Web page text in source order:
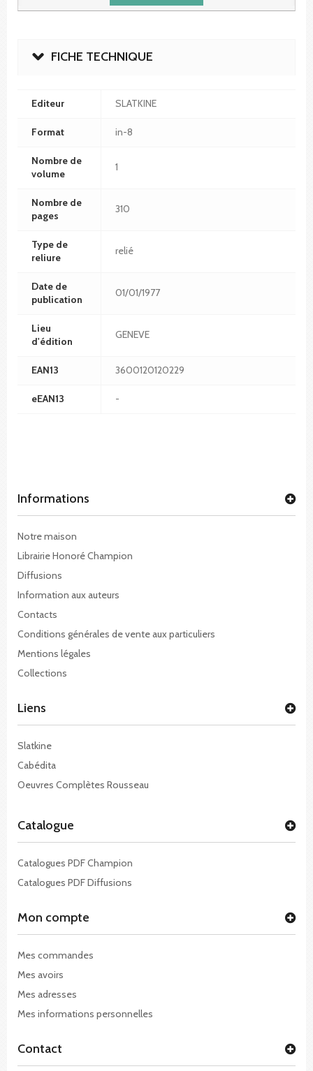
FICHE TECHNIQUE
Editeur SLATKINE
Format in-8
Nombre de
volume
1
Nombre de
pages
310
Type de
reliure
relié
Date de
publication
01/01/1977
Lieu
d'édition
GENEVE
EAN13 3600120120229
eEAN13 -
Informations
Notre maison
Librairie Honoré Champion
Diffusions
Information aux auteurs
Contacts
Conditions générales de vente aux particuliers
Mentions légales
Collections
Liens
Slatkine
Cabédita
Oeuvres Complètes Rousseau
Catalogue
Catalogues PDF Champion
Catalogues PDF Diffusions
Mon compte
Mes commandes
Mes avoirs
Mes adresses
Mes informations personnelles
Contact